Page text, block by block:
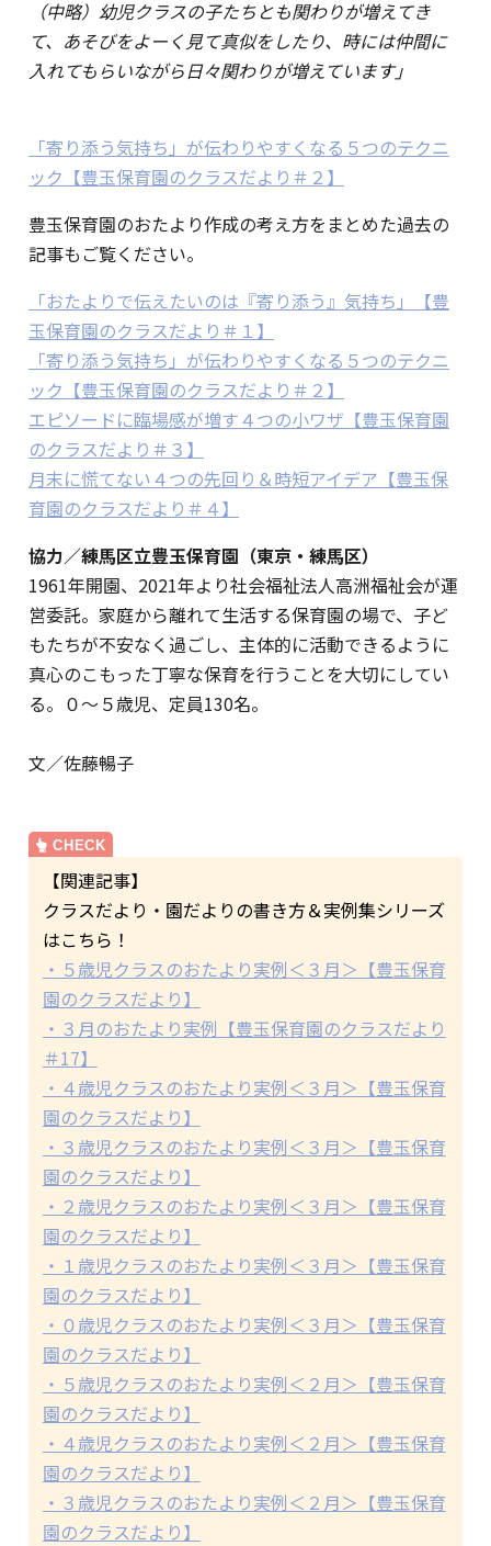
（中略）幼児クラスの子たちとも関わりが増えてき
て、あそびをよーく見て真似をしたり、時には仲間に
入れてもらいながら日々関わりが増えています」
「寄り添う気持ち」が伝わりやすくなる５つのテクニ
ック【豊玉保育園のクラスだより＃２】
豊玉保育園のおたより作成の考え方をまとめた過去の
記事もご覧ください。
「おたよりで伝えたいのは『寄り添う』気持ち」【豊
玉保育園のクラスだより＃１】
「寄り添う気持ち」が伝わりやすくなる５つのテクニ
ック【豊玉保育園のクラスだより＃２】
エピソードに臨場感が増す４つの小ワザ【豊玉保育園
のクラスだより＃３】
月末に慌てない４つの先回り＆時短アイデア【豊玉保
育園のクラスだより＃４】
協力／練馬区立豊玉保育園（東京・練馬区）
1961年開園、2021年より社会福祉法人高洲福祉会が運
営委託。家庭から離れて生活する保育園の場で、子ど
もたちが不安なく過ごし、主体的に活動できるように
真心のこもった丁寧な保育を行うことを大切にしてい
る。０～５歳児、定員130名。
文／佐藤暢子
【関連記事】
クラスだより・園だよりの書き方＆実例集シリーズ
はこちら！
・５歳児クラスのおたより実例＜３月＞【豊玉保育
園のクラスだより】
・３月のおたより実例【豊玉保育園のクラスだより
＃17】
・４歳児クラスのおたより実例＜３月＞【豊玉保育
園のクラスだより】
・３歳児クラスのおたより実例＜３月＞【豊玉保育
園のクラスだより】
・２歳児クラスのおたより実例＜３月＞【豊玉保育
園のクラスだより】
・１歳児クラスのおたより実例＜３月＞【豊玉保育
園のクラスだより】
・０歳児クラスのおたより実例＜３月＞【豊玉保育
園のクラスだより】
・５歳児クラスのおたより実例＜２月＞【豊玉保育
園のクラスだより】
・４歳児クラスのおたより実例＜２月＞【豊玉保育
園のクラスだより】
・３歳児クラスのおたより実例＜２月＞【豊玉保育
園のクラスだより】